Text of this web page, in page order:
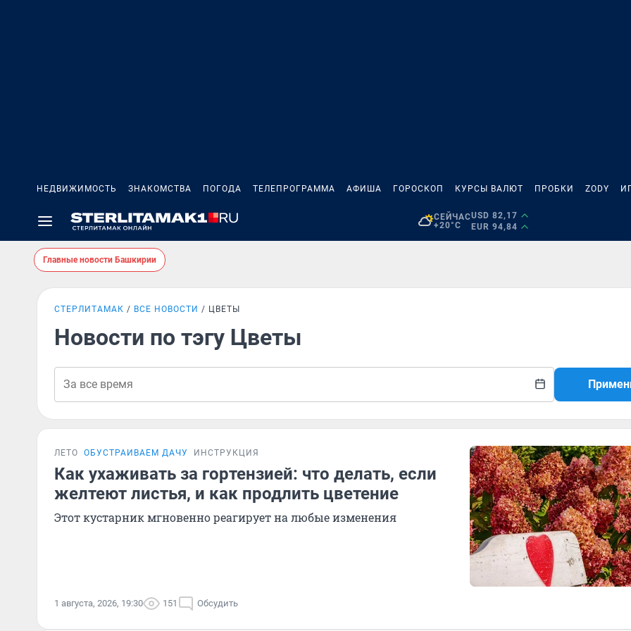
НЕДВИЖИМОСТЬ ЗНАКОМСТВА ПОГОДА ТЕЛЕПРОГРАММА АФИША ГОРОСКОП КУРСЫ ВАЛЮТ ПРОБКИ ZODY
СЕЙЧАС
+20°C
USD 82,17
EUR 94,84
Главные новости Башкирии
СТЕРЛИТАМАК ВСЕ НОВОСТИ ЦВЕТЫ
Новости по тэгу Цветы
ЛЕТО ОБУСТРАИВАЕМ ДАЧУ ИНСТРУКЦИЯ
Как ухаживать за гортензией: что делать, если
желтеют листья, и как продлить цветение
Этот кустарник мгновенно реагирует на любые изменения
1 августа, 2026, 19:30 151 Обсудить